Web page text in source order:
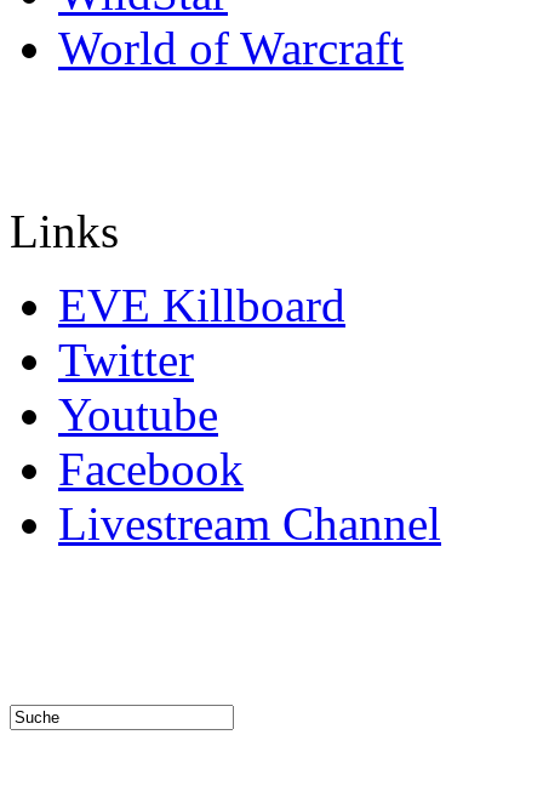
World of Warcraft
Links
EVE Killboard
Twitter
Youtube
Facebook
Livestream Channel